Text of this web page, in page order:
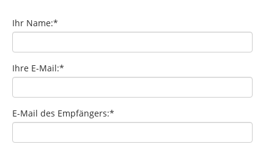
Ihr Name:*
Ihre E-Mail:*
E-Mail des Empfängers:*